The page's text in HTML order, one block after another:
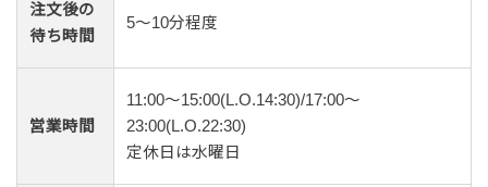
注文後の
待ち時間
5〜10分程度
営業時間
11:00～15:00(L.O.14:30)/17:00～
23:00(L.O.22:30)
定休日は水曜日